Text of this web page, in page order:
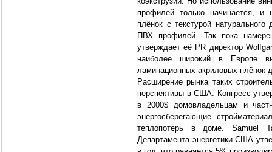
профилей только начинается, и
плёнок с текстурой
ПВХ профилей. Так пока
утверждает её PR директор
наиболее широкий в Европе
ламинационных акриловых плёнок
Расширение рынка таких
перспективы в США. Конгресс
в 2000$ домовладельцам и
энергосберегающие
теплопотерь в доме. Samuel
Департамента энергетики США